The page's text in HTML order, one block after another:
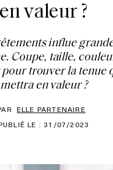
en valeur ?
influe
Coupe, taille,
trouver la tenue
mettra en valeur ?
ELLE PARTENAIRE
LE : 31/07/2023